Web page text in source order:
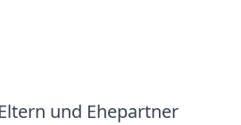
und Ehepartner